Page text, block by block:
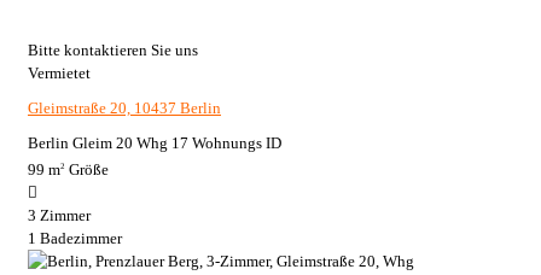
Bitte kontaktieren Sie uns
Vermietet
Gleimstraße 20, 10437 Berlin
Berlin Gleim 20 Whg 17 Wohnungs ID
99 m2 Größe
3 Zimmer
1 Badezimmer